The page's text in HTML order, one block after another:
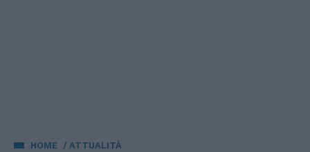
HOME ATTUALITÀ